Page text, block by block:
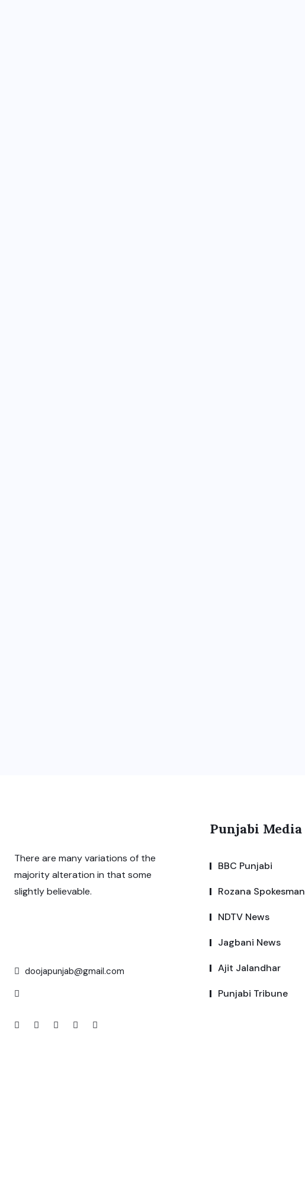
There are many variations of the
majority alteration in that some
slightly believable.
doojapunjab@gmail.com
Punjabi Media
BBC Punjabi
Rozana Spokesman
NDTV News
Jagbani News
Ajit Jalandhar
Punjabi Tribune